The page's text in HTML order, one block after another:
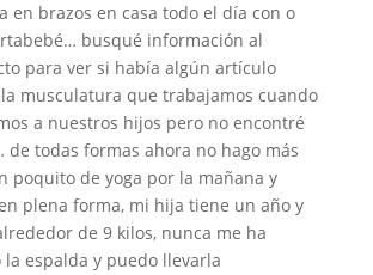
en brazos en casa todo el día con o
busqué información al
para ver si había algún artículo
musculatura que trabajamos cuando
a nuestros hijos pero no encontré
de todas formas ahora no hago más
poquito de yoga por la mañana y
plena forma, mi hija tiene un año y
de 9 kilos, nunca me ha
espalda y puedo llevarla